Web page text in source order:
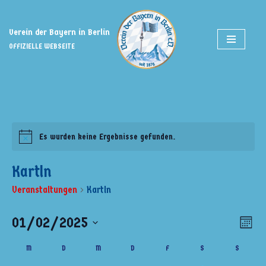
Zum
Inhalt
Verein der Bayern in Berlin
OFFIZIELLE WEBSEITE
Es wurden keine Ergebnisse gefunden.
Kartln
Veranstaltungen Kartln
Monat
01/02/2025
wählen.
Kalender
M D M D F S S